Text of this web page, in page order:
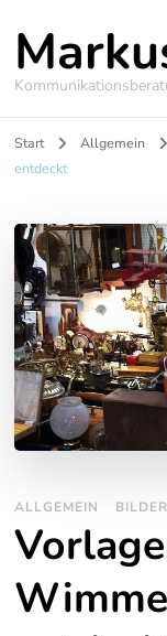
Start Allgemein
entdeckt
ALLGEMEIN BILDER